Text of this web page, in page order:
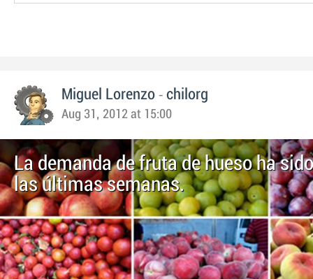
Miguel Lorenzo - chilorg
Aug 31, 2012 at 15:00
La demanda de fruta de hueso ha
las últimas semanas.